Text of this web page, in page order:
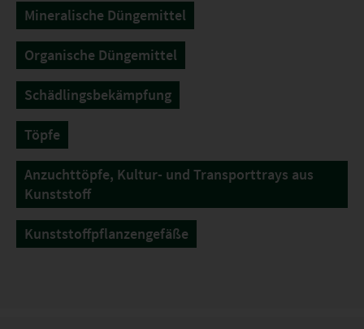
Mineralische Düngemittel
Organische Düngemittel
Schädlingsbekämpfung
Töpfe
Anzuchttöpfe, Kultur- und Transporttrays aus
Kunststoff
Kunststoffpflanzengefäße